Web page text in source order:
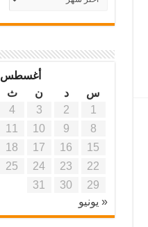
موقع
أغسطس 2026
س
د ن ث
1
2
3
4
8
9
10
11
15
16
17
18
22
23
24
25
29
30
31
« يونيو